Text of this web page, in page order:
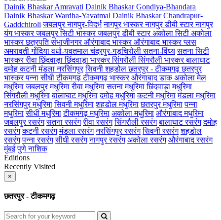
Dainik Bhaskar Amravati Dainik Bhaskar Gondiya-Bhandara
Dainik Bhaskar Wardha-Yavatmal Dainik Bhaskar Chandrapur-
Gaddchiroli जबलपुरनागपुर-विदर्भ नागपुर भास्करनागपुर डीबी स्टारनागपुर
यंग भास्करजबलपुर सिटी भास्करजबलपुर डीबी स्टारअकोला सिटी अकोला
भास्करछत्रपति संभाजीनगरऔरंगाबाद भास्करऔरंगाबाद भास्कर प्लस
अमरावतीगोंदियावर्धा-यवतमालचंद्रपुर-गड़चिरोलीसतना-विंध्य सतना सिटी
भास्कररीवाछिंदवाड़ाछिंदवाड़ा भास्करसिंगरौलीसिंगरौली भास्करबालाघाट
दमोहकटनीमंडलानरसिंगपुर सिवनीशहडोलछतरपुर - टीकमगढ़छतरपुर
भास्करपन्नासीधीटीकमगढ़टीकमगढ़ भास्करऔरंगाबाद डाकअकोला मेल
मधुरिमा जबलपुर मधुरिमा रीवा मधुरिमा सतना मधुरिमा छिंदवाड़ा मधुरिमा
सिंगरौली मधुरिमा बालाघाट मधुरिमा दमोह मधुरिमा कटनी मधुरिमा मंडला मधुरिमा
नरसिंगपुर मधुरिमा सिवनी मधुरिमा शहडोल मधुरिमा छतरपुर मधुरिमा पन्ना
मधुरिमा सीधी मधुरिमा टीकमगढ़ मधुरिमा अकोला मधुरिमा औरंगाबाद मधुरिमा
जबलपुर रसरंग सतना रसरंग रीवा रसरंग सिंगरौली रसरंग बालाघाट रसरंग दमोह
रसरंग कटनी रसरंग मंडला रसरंग नरसिंगपुर रसरंग सिवनी रसरंग शहडोल
रसरंग पन्ना रसरंग सीधी रसरंग नागपुर रसरंग अकोला रसरंग औरंगाबाद रसरंग
मुंबई पुणेनाशिक
Editions
Recently Visited
×
छतरपुर - टीकमगढ़